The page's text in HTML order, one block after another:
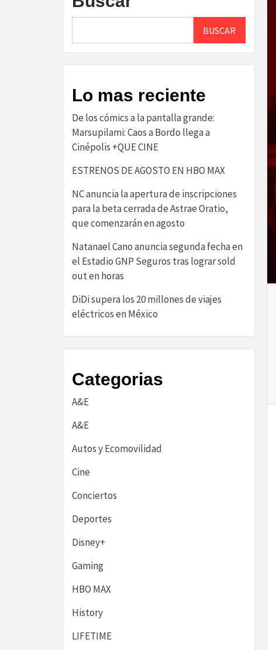
BUSCAR
Lo mas reciente
De los cómics a la pantalla grande:
Marsupilami: Caos a Bordo llega a
Cinépolis +QUE CINE
ESTRENOS DE AGOSTO EN HBO MAX
NC anuncia la apertura de inscripciones
para la beta cerrada de Astrae Oratio,
que comenzarán en agosto
Natanael Cano anuncia segunda fecha en
el Estadio GNP Seguros tras lograr sold
out en horas
DiDi supera los 20 millones de viajes
eléctricos en México
Categorias
A&E
A&E
Autos y Ecomovilidad
Cine
Conciertos
Deportes
Disney+
Gaming
HBO MAX
History
LIFETIME